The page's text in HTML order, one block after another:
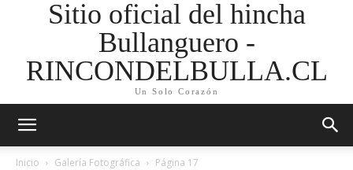
Sitio oficial del hincha
Bullanguero -
RINCONDELBULLA.CL
Un Solo Corazón
Inicio Galería Fotográfica Página 17